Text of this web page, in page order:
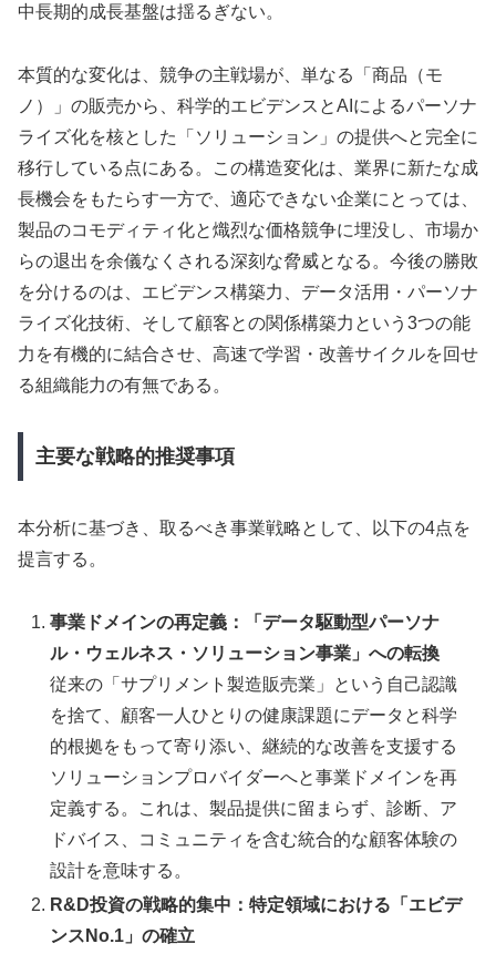
中長期的成長基盤は揺るぎない。
本質的な変化は、競争の主戦場が、単なる「商品（モ
ノ）」の販売から、科学的エビデンスとAIによるパーソナ
ライズ化を核とした「ソリューション」の提供へと完全に
移行している点にある。この構造変化は、業界に新たな成
長機会をもたらす一方で、適応できない企業にとっては、
製品のコモディティ化と熾烈な価格競争に埋没し、市場か
らの退出を余儀なくされる深刻な脅威となる。今後の勝敗
を分けるのは、エビデンス構築力、データ活用・パーソナ
ライズ化技術、そして顧客との関係構築力という3つの能
力を有機的に結合させ、高速で学習・改善サイクルを回せ
る組織能力の有無である。
主要な戦略的推奨事項
本分析に基づき、取るべき事業戦略として、以下の4点を
提言する。
事業ドメインの再定義：「データ駆動型パーソナ
ル・ウェルネス・ソリューション事業」への転換
従来の「サプリメント製造販売業」という自己認識
を捨て、顧客一人ひとりの健康課題にデータと科学
的根拠をもって寄り添い、継続的な改善を支援する
ソリューションプロバイダーへと事業ドメインを再
定義する。これは、製品提供に留まらず、診断、ア
ドバイス、コミュニティを含む統合的な顧客体験の
設計を意味する。
R&D投資の戦略的集中：特定領域における「エビデ
ンスNo.1」の確立